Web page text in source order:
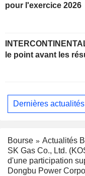
pour l'exercice 2026
le point avant les
Dernières actualités
Bourse
Actualités
SK Gas Co., Ltd.
d'une participation
Dongbu Power